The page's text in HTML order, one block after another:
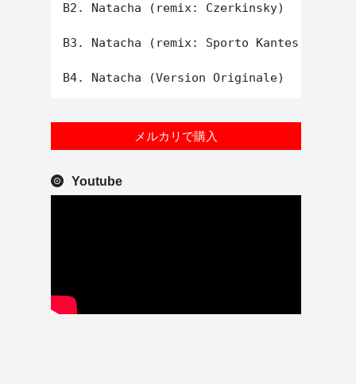
B2. Natacha (remix: Czerkinsky)
B3. Natacha (remix: Sporto Kantes)
メルカリで購入
Youtube